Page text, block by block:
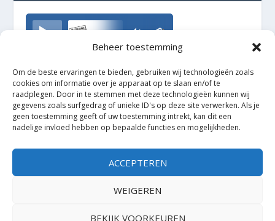
Beheer toestemming
Om de beste ervaringen te bieden, gebruiken wij technologieën zoals
cookies om informatie over je apparaat op te slaan en/of te
raadplegen. Door in te stemmen met deze technologieën kunnen wij
gegevens zoals surfgedrag of unieke ID's op deze site verwerken. Als je
geen toestemming geeft of uw toestemming intrekt, kan dit een
nadelige invloed hebben op bepaalde functies en mogelijkheden.
ACCEPTEREN
WEIGEREN
BEKIJK VOORKEUREN
TrudoFM